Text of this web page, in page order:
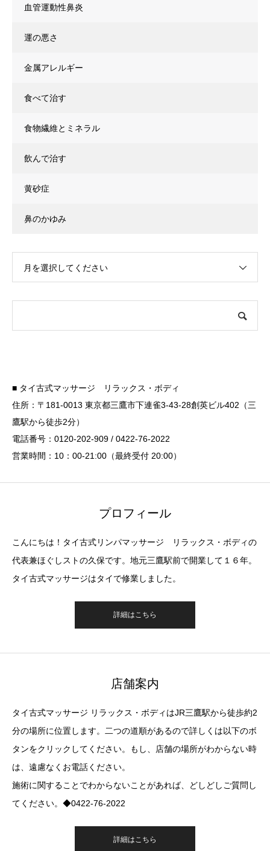
血管運動性鼻炎
運の悪さ
金属アレルギー
食べて治す
食物繊維とミネラル
飲んで治す
黄砂症
鼻のかゆみ
月を選択してください
■ タイ古式マッサージ リラックス・ボディ
住所：〒181-0013 東京都三鷹市下連雀3-43-28創英ビル402（三
鷹駅から徒歩2分）
電話番号：0120-202-909 / 0422-76-2022
営業時間：10：00-21:00（最終受付 20:00）
プロフィール
こんにちは！タイ古式リンパマッサージ リラックス・ボディの
代表兼ほぐしストの久保です。地元三鷹駅前で開業して１６年。
タイ古式マッサージはタイで修業しました。
詳細はこちら
店舗案内
タイ古式マッサージ リラックス・ボディはJR三鷹駅から徒歩約2
分の場所に位置します。二つの道順があるので詳しくは以下のボ
タンをクリックしてください。もし、店舗の場所がわからない時
は、遠慮なくお電話ください。
施術に関することでわからないことがあれば、どしどしご質問し
てください。◆0422-76-2022
詳細はこちら